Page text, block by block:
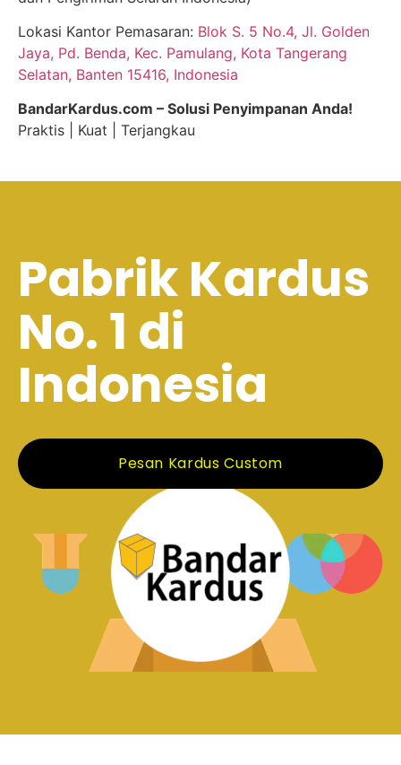
Lokasi Kantor Pemasaran: Blok S. 5 No.4, Jl. Golden
Jaya, Pd. Benda, Kec. Pamulang, Kota Tangerang
Selatan, Banten 15416, Indonesia
BandarKardus.com – Solusi Penyimpanan Anda!
Praktis | Kuat | Terjangkau
Pabrik Kardus
No. 1 di
Indonesia
Pesan Kardus Custom